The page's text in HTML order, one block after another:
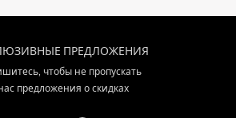
ПРЕДЛОЖЕНИЯ
чтобы не пропускать
предложения о скидках